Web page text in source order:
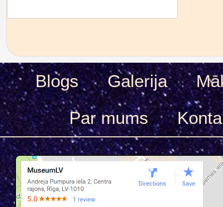
Blogs Galerija
Par mums